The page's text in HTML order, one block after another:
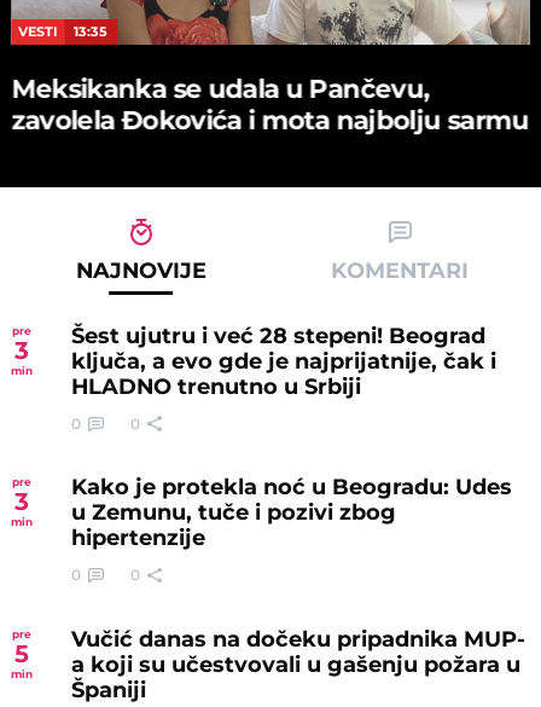
VESTI 13:35
Meksikanka se udala u Pančevu,
zavolela Đokovića i mota najbolju sarmu
NAJNOVIJE KOMENTARI
pre
3
min
Šest ujutru i već 28 stepeni! Beograd
ključa, a evo gde je najprijatnije, čak i
HLADNO trenutno u Srbiji
0 0
pre
3
min
Kako je protekla noć u Beogradu: Udes
u Zemunu, tuče i pozivi zbog
hipertenzije
0 0
pre
5
min
Vučić danas na dočeku pripadnika MUP-
a koji su učestvovali u gašenju požara u
Španiji